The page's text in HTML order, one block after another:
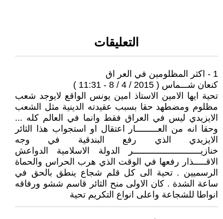
التعليقات
1 - اكثر المظلومين في العر اق
كنعان شـــماس ( 2015 / 4 / 8 - 11:31 )
تحية ايها الامين الاستاذ امين يونس الواقع لايوجد شعب
مظلوم ومضطهد حقا بسبب عقيدته الدينية مثل الشعب
الايزيدي ليس في العراق فقط وانما في العالم كله ...
وحقا انه من العـــــــــار اعتقال او استجواب هذا الثائر
الايزيدي الذي رفع البندقية في وجه
خنازيـــــــــــــــــــــــــــر الدولة الاسلامية الدواعش
الاقـــــذار رفعها في الوقت الذي هرب الحراس والحماة
الرسميين . تحية الى كل قلم شجاع ينطق بالحق في
ساعة الشدة . كان الاولى منح الثائر قاسم ششو ورفاقه
انواطا للشجاعة واعلى انواع التكريم تحية